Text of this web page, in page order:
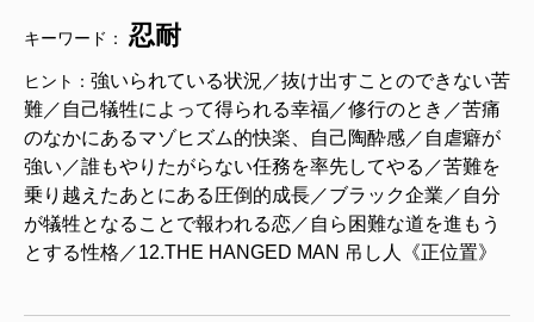
キーワード： 忍耐
ヒント： 強いられている状況／抜け出すことのできない苦
難／自己犠牲によって得られる幸福／修行のとき／苦痛
のなかにあるマゾヒズム的快楽、自己陶酔感／自虐癖が
強い／誰もやりたがらない任務を率先してやる／苦難を
乗り越えたあとにある圧倒的成長／ブラック企業／自分
が犠牲となることで報われる恋／自ら困難な道を進もう
とする性格／12.THE HANGED MAN 吊し人《正位置》